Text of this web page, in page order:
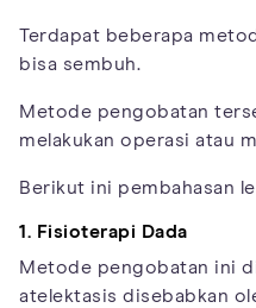
Terdapat beberapa
bisa sembuh.
Metode pengobatan
melakukan operasi atau
Berikut ini pembahasan
1. Fisioterapi Dada
Metode pengobatan ini
atelektasis disebabkan